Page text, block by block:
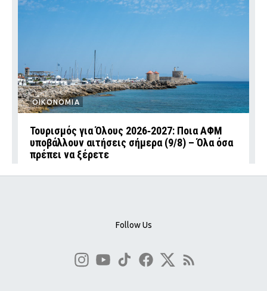
ΟΙΚΟΝΟΜΙΑ
Τουρισμός για Όλους 2026‑2027: Ποια ΑΦΜ
υποβάλλουν αιτήσεις σήμερα (9/8) – Όλα όσα
πρέπει να ξέρετε
Follow Us